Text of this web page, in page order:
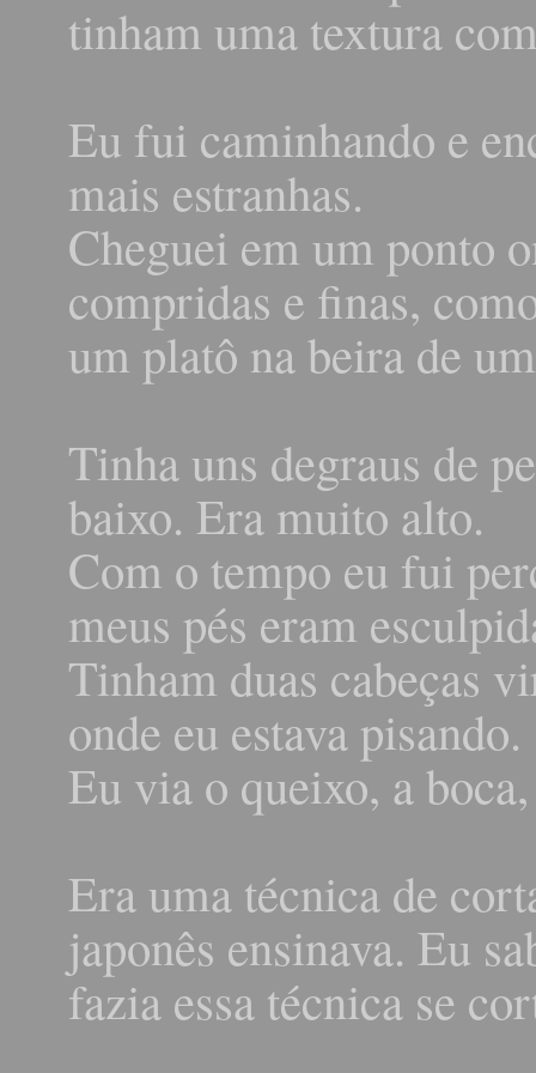
tinham uma textura
Eu fui caminhando e
mais estranhas.
Cheguei em um ponto
compridas e finas,
um platô na beira de
Tinha uns degraus de
baixo. Era muito alto.
Com o tempo eu fui
meus pés eram
Tinham duas cabeças
onde eu estava pisando.
Eu via o queixo, a
Era uma técnica de
japonês ensinava. Eu
fazia essa técnica se